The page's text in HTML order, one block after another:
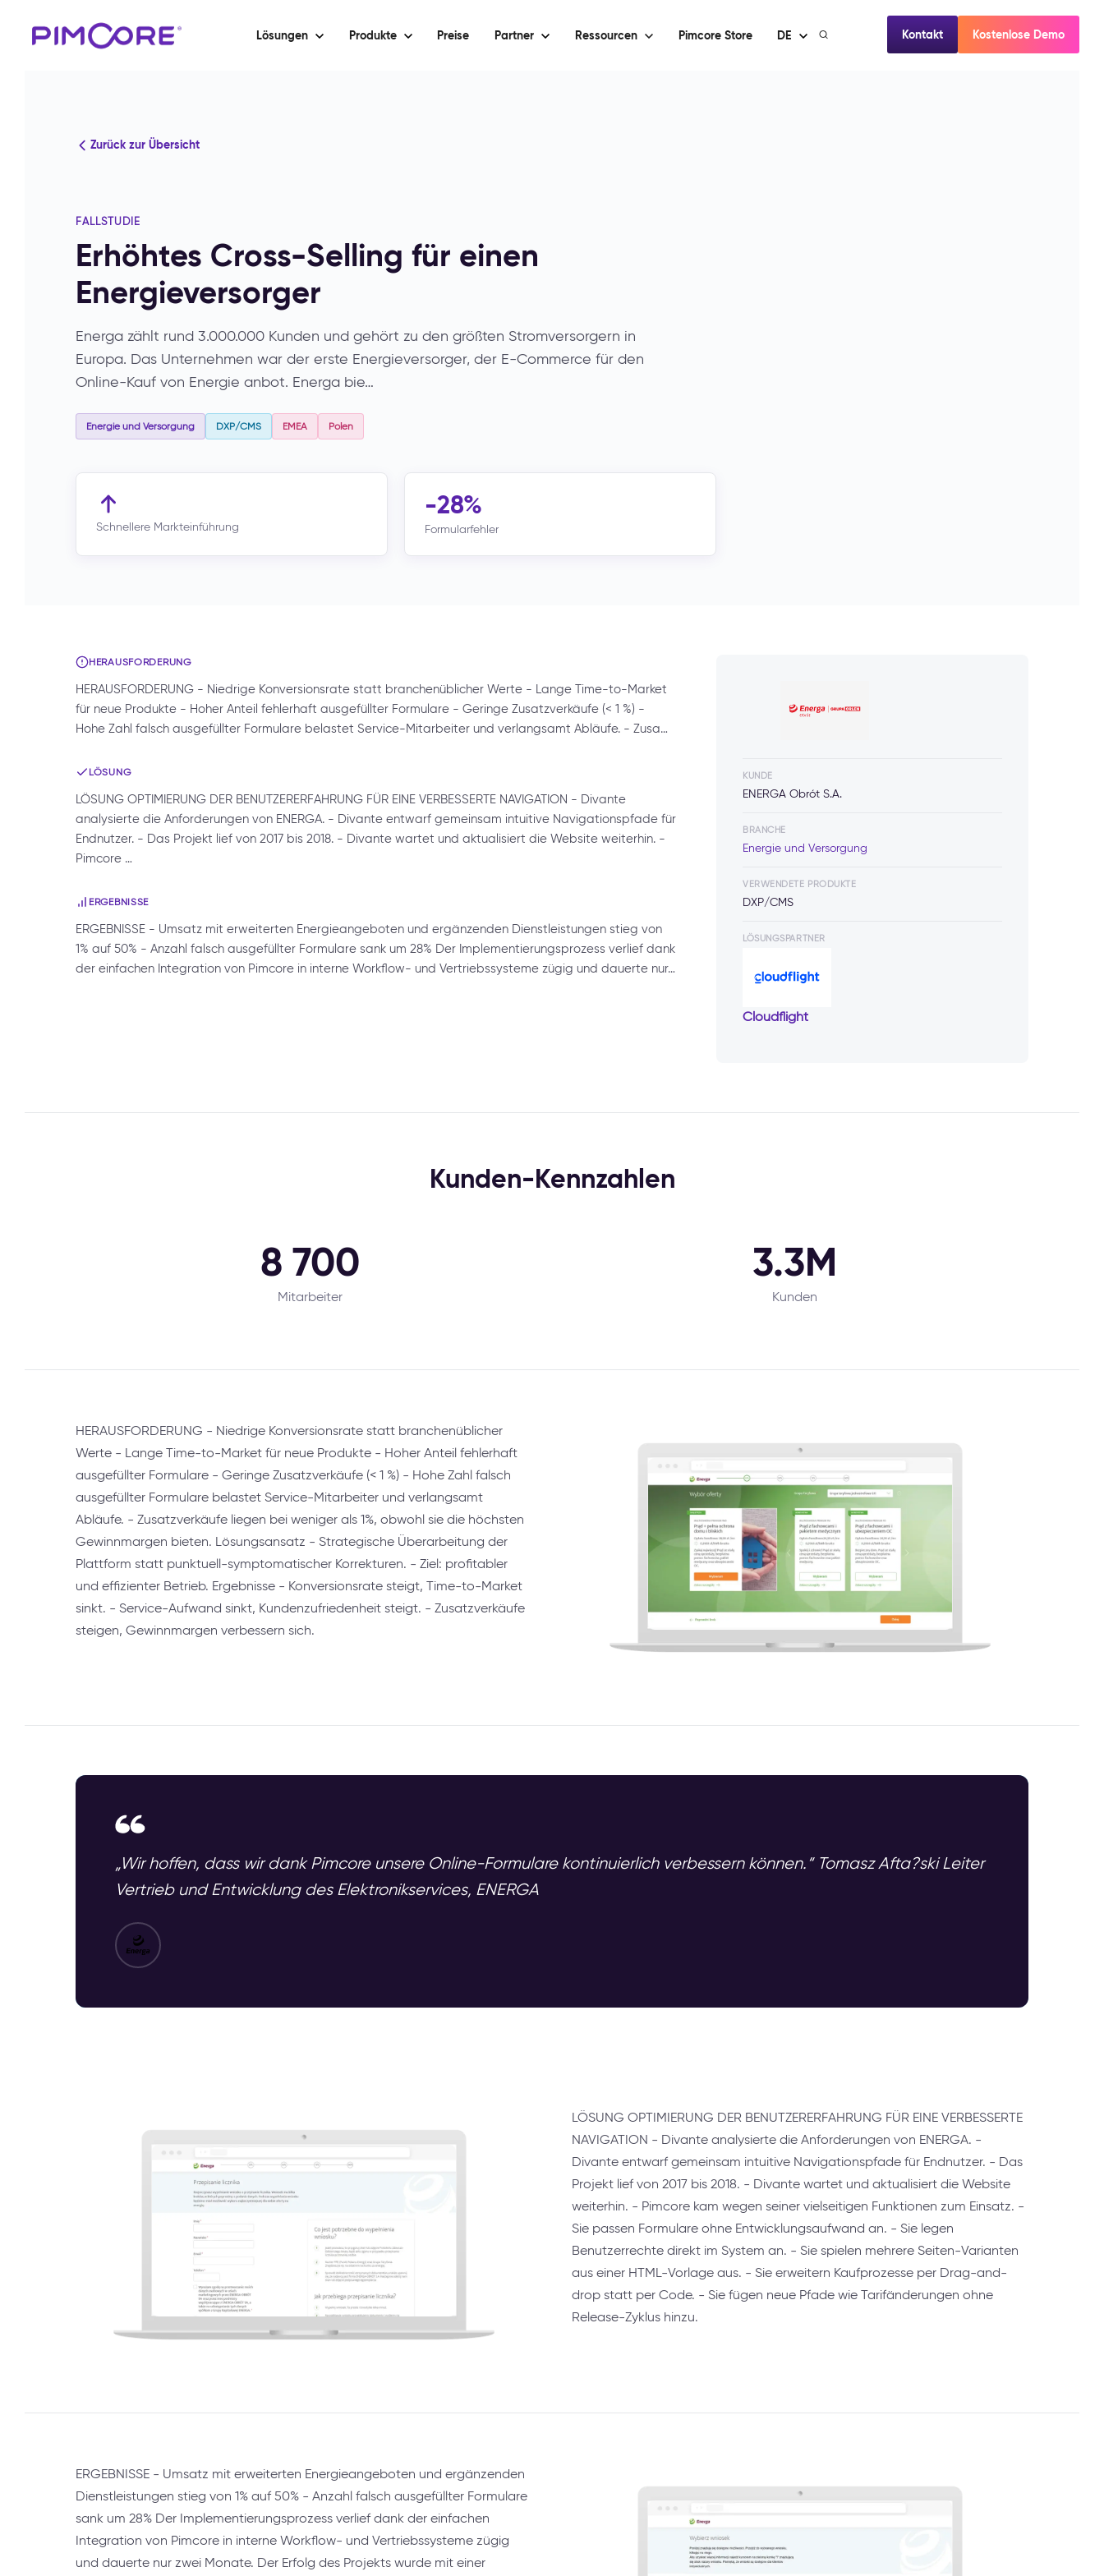
Lösungen Produkte Preise Partner Ressourcen Pimcore Store DE Kontakt Kostenlose Demo
Zurück zur Übersicht
FALLSTUDIE
Erhöhtes Cross-Selling für einen
Energieversorger
Energa zählt rund 3.000.000 Kunden und gehört zu den größten Stromversorgern in
Europa. Das Unternehmen war der erste Energieversorger, der E-Commerce für den
Online-Kauf von Energie anbot. Energa bie…
Energie und Versorgung DXP/CMS EMEA Polen
Schnellere Markteinführung
-28%
Formularfehler
HERAUSFORDERUNG
HERAUSFORDERUNG - Niedrige Konversionsrate statt branchenüblicher Werte - Lange Time-to-Market
für neue Produkte - Hoher Anteil fehlerhaft ausgefüllter Formulare - Geringe Zusatzverkäufe (< 1 %) -
Hohe Zahl falsch ausgefüllter Formulare belastet Service-Mitarbeiter und verlangsamt Abläufe. - Zusa…
LÖSUNG
LÖSUNG OPTIMIERUNG DER BENUTZERERFAHRUNG FÜR EINE VERBESSERTE NAVIGATION - Divante
analysierte die Anforderungen von ENERGA. - Divante entwarf gemeinsam intuitive Navigationspfade für
Endnutzer. - Das Projekt lief von 2017 bis 2018. - Divante wartet und aktualisiert die Website weiterhin. -
Pimcore …
ERGEBNISSE
ERGEBNISSE - Umsatz mit erweiterten Energieangeboten und ergänzenden Dienstleistungen stieg von
1% auf 50% - Anzahl falsch ausgefüllter Formulare sank um 28% Der Implementierungsprozess verlief dank
der einfachen Integration von Pimcore in interne Workflow- und Vertriebssysteme zügig und dauerte nur…
KUNDE
ENERGA Obrót S.A.
BRANCHE
Energie und Versorgung
VERWENDETE PRODUKTE
DXP/CMS
LÖSUNGSPARTNER
Cloudflight
Kunden-Kennzahlen
8 700
Mitarbeiter
3.3M
Kunden
HERAUSFORDERUNG - Niedrige Konversionsrate statt branchenüblicher
Werte - Lange Time-to-Market für neue Produkte - Hoher Anteil fehlerhaft
ausgefüllter Formulare - Geringe Zusatzverkäufe (< 1 %) - Hohe Zahl falsch
ausgefüllter Formulare belastet Service-Mitarbeiter und verlangsamt
Abläufe. - Zusatzverkäufe liegen bei weniger als 1%, obwohl sie die höchsten
Gewinnmargen bieten. Lösungsansatz - Strategische Überarbeitung der
Plattform statt punktuell-symptomatischer Korrekturen. - Ziel: profitabler
und effizienter Betrieb. Ergebnisse - Konversionsrate steigt, Time-to-Market
sinkt. - Service-Aufwand sinkt, Kundenzufriedenheit steigt. - Zusatzverkäufe
steigen, Gewinnmargen verbessern sich.
„Wir hoffen, dass wir dank Pimcore unsere Online-Formulare kontinuierlich verbessern können.“ Tomasz Afta?ski Leiter
Vertrieb und Entwicklung des Elektronikservices, ENERGA
LÖSUNG OPTIMIERUNG DER BENUTZERERFAHRUNG FÜR EINE VERBESSERTE
NAVIGATION - Divante analysierte die Anforderungen von ENERGA. -
Divante entwarf gemeinsam intuitive Navigationspfade für Endnutzer. - Das
Projekt lief von 2017 bis 2018. - Divante wartet und aktualisiert die Website
weiterhin. - Pimcore kam wegen seiner vielseitigen Funktionen zum Einsatz. -
Sie passen Formulare ohne Entwicklungsaufwand an. - Sie legen
Benutzerrechte direkt im System an. - Sie spielen mehrere Seiten-Varianten
aus einer HTML-Vorlage aus. - Sie erweitern Kaufprozesse per Drag-and-
drop statt per Code. - Sie fügen neue Pfade wie Tarifänderungen ohne
Release-Zyklus hinzu.
ERGEBNISSE - Umsatz mit erweiterten Energieangeboten und ergänzenden
Dienstleistungen stieg von 1% auf 50% - Anzahl falsch ausgefüllter Formulare
sank um 28% Der Implementierungsprozess verlief dank der einfachen
Integration von Pimcore in interne Workflow- und Vertriebssysteme zügig
und dauerte nur zwei Monate. Der Erfolg des Projekts wurde mit einer